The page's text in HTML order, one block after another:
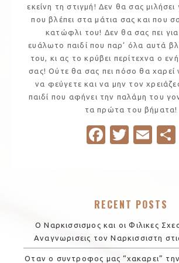
εκείνη τη στιγμή! Δεν θα σας μιλήσει
που βλέπει στα μάτια σας και που
κατώφλι του! Δεν θα σας πει
ευάλωτο παιδί που παρ’ όλα αυτά
του, κι ας το κρύβει περίτεχνα ο
σας! Ούτε θα σας πει πόσο θα χαρεί
να φεύγετε και να μην τον
παιδί που αφήνει την παλάμη του
τα πρώτα του βήματα!
Fa
o
o
k
T
r
E
RECENT POSTS
Ο Ναρκισσισμος και οι Φιλικες
Αναγνωρισεις τον Ναρκισσιστη
Οταν ο συντροφος μας “χακαρει” την